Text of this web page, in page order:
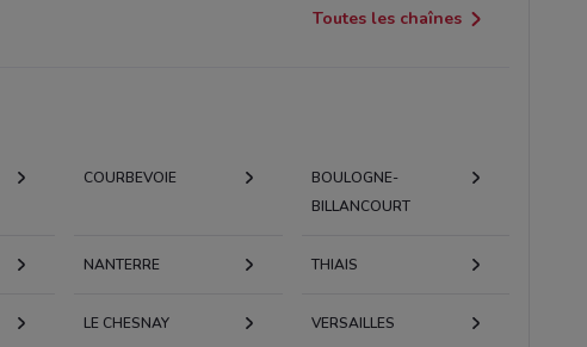
Toutes les chaînes
COURBEVOIE
BOULOGNE-
BILLANCOURT
NANTERRE THIAIS
LE CHESNAY VERSAILLES